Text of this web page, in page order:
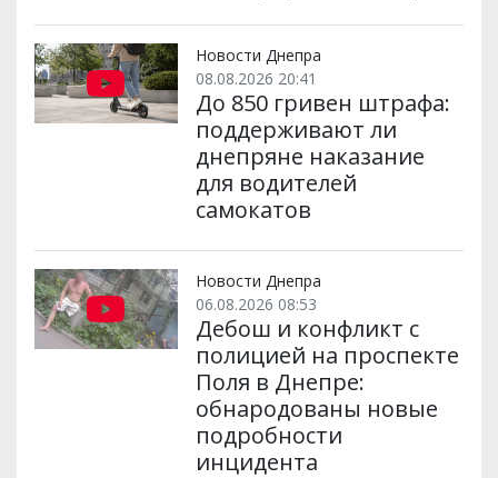
Новости Днепра
08.08.2026 20:41
До 850 гривен штрафа:
поддерживают ли
днепряне наказание
для водителей
самокатов
Новости Днепра
06.08.2026 08:53
Дебош и конфликт с
полицией на проспекте
Поля в Днепре:
обнародованы новые
подробности
инцидента